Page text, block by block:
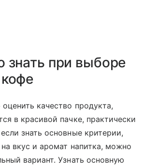
знать при выборе
качество продукта,
в красивой пачке, практически
знать основные критерии,
вкус и аромат напитка, можно
вариант. Узнать основную